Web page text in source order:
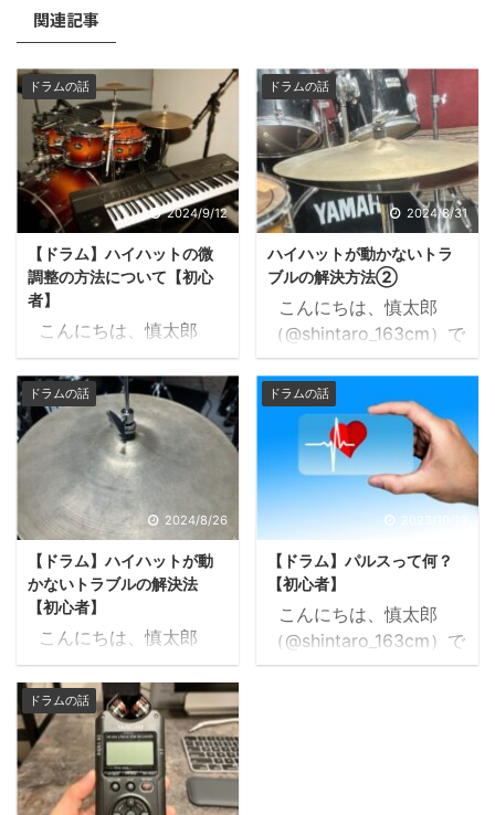
関連記事
ドラムの話
2024/9/12
【ドラム】ハイハットの微
調整の方法について【初心
者】
こんにちは、慎太郎
（@shintaro_163cm）で
す。 ハイハット。便利
ですよね。 ハイハットは
ドラムセットの中で唯一
音の長さをコントロール
できる楽器です。 ハイハ
ットを発明した人はホン
ト天才だと思います。
皆さんも踏んでますね？
ハイハット。 実はハイ
ハットスタンドを調整す
ると、ハイハットの踏み
んです。ご存じだったで
しょうか？ 今回はそんな
ハイハットスタンドの隠
れた（？）便利機能につ
いてお話しします。 参
ドラムの話
2024/8/31
ハイハットが動かないトラ
ブルの解決方法②
こんにちは、慎太郎
（@shintaro_163cm）で
す。 前回はハイハット
クラッチが原因でハイハ
ットが動かなくなった時
のトラブルの解決方法を
紹介しました。 関西ド
ラマーの音楽日記
2024.08.26【ドラム】
ハイハットが動かないト
ラブルの解決法【初心
者】
https://www.kansaidru
mmermusiclife.com/hat
ドラムの話
2024/8/26
【ドラム】ハイハットが動
かないトラブルの解決法
【初心者】
こんにちは、慎太郎
（@shintaro_163cm）で
す。 以前の記事で音楽教
室を始めたと書きました
が、 関西ドラマーの音
楽日記2024.07.05音楽教
室始めました
ドラムの話
2023/10/19
【ドラム】パルスって何？
【初心者】
こんにちは、慎太郎
（@shintaro_163cm）で
す。 音楽用語ってたく
ドラムの話